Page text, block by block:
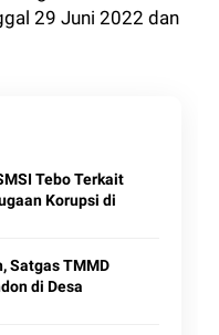
29 Juni 2022 dan
Tebo Terkait
Korupsi di
Satgas TMMD
di Desa